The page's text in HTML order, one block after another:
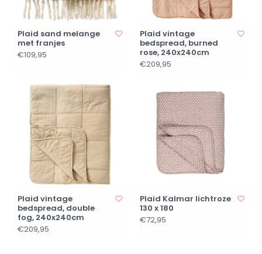
Plaid sand melange
met franjes
€109,95
Plaid vintage
bedspread, burned
rose, 240x240cm
€209,95
Plaid vintage
bedspread, double
fog, 240x240cm
€209,95
Plaid Kalmar lichtroze
130 x 180
€72,95